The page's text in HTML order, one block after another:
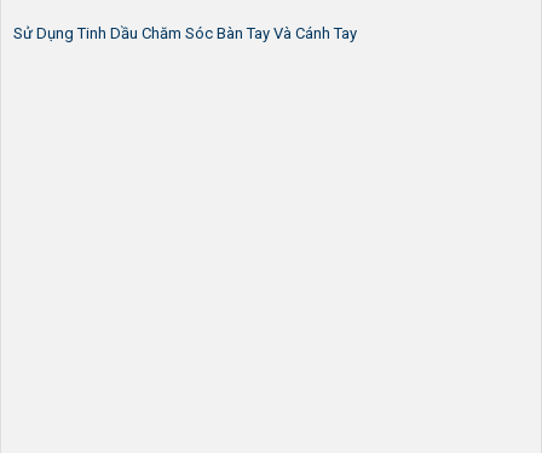
Sử Dụng Tinh Dầu Chăm Sóc Bàn Tay Và Cánh Tay